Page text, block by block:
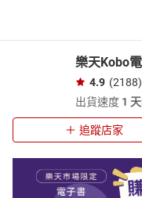
樂天Kobo
4.9 (2188)
出貨速度 1 天
追蹤店家